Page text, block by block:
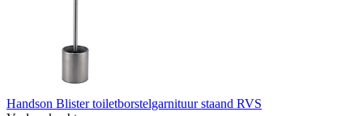
Handson Blister toiletborstelgarnituur staand RVS